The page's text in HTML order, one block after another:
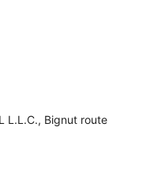
L.L.C., Bignut route